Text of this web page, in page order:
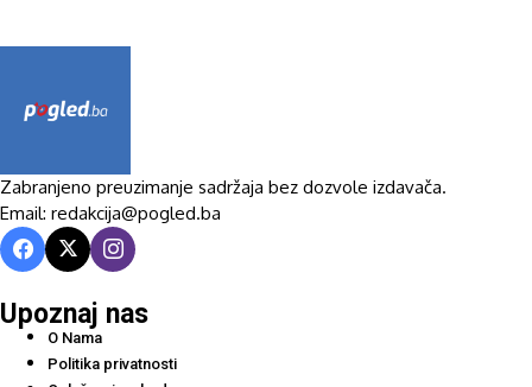
Zabranjeno preuzimanje sadržaja bez dozvole izdavača.
Email: redakcija@pogled.ba
Upoznaj nas
O Nama
Politika privatnosti